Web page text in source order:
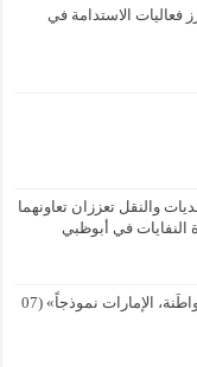
فعاليات الاستدامة في
والنقل تعززان تعاونهما
النفايات في أبوظبي
فصول من كتاب «الوطنيّة والمُواطَنة، الإمارات نموذجاً» (07